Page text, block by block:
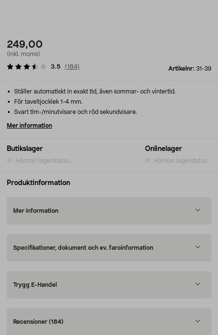
249,00
(inkl. moms)
Artikelnr: 31-39
3.5 (184)
Butikslager
Hämtar lagerstatus...
Onlinelager
Hämtar lagerstatus...
Ställer automatiskt in exakt tid, även sommar- och vintertid.
För taveltjocklek 1-4 mm.
Svart tim-/minutvisare och röd sekundvisare.
Mer information
Produktinformation
Mer information
Specifikationer, dokument och ev. faroinformation
Trygg E-Handel
Recensioner (184)